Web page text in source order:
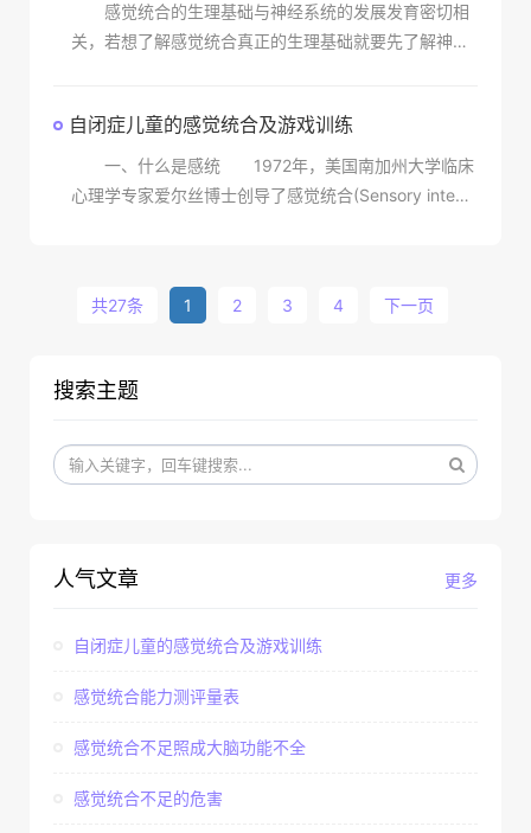
感觉统合的生理基础与神经系统的发展发育密切相
关，若想了解感觉统合真正的生理基础就要先了解神经
调情绪、
自闭症儿童的感觉统合及游戏训练
一、什么是感统 1972年，美国南加州大学临床
心理学专家爱尔丝博士创导了感觉统合(Sensory integr
共27条 1 2 3 4 下一页
搜索主题
更多
人气文章
自闭症儿童的感觉统合及游戏训练
感觉统合能力测评量表
感觉统合不足照成大脑功能不全
感觉统合不足的危害